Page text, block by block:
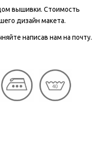
вышивки. Стоимость
дизайн макета.
написав нам на почту.